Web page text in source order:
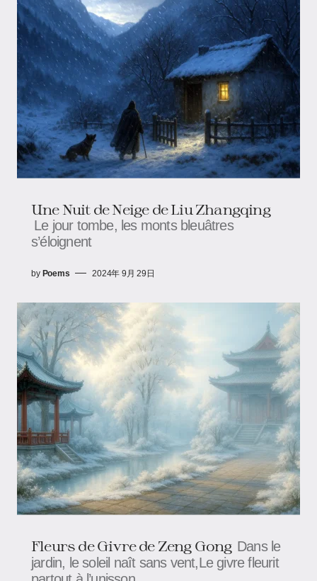
Une Nuit de Neige de Liu Zhangqing
Le jour tombe, les monts bleuâtres
s’éloignent
by Poems 2024年 9月 29日
Fleurs de Givre​​​​​​ de Zeng Gong Dans le
jardin, le soleil naît sans vent,Le givre fleurit